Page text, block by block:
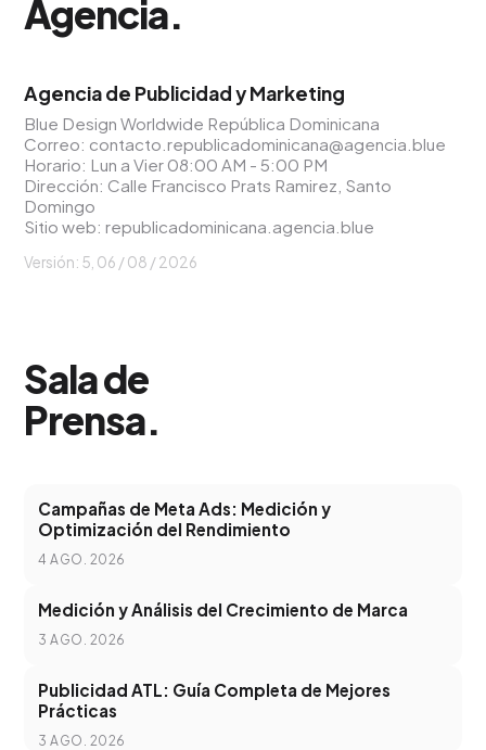
Agencia.
Agencia de Publicidad y Marketing
Blue Design Worldwide República Dominicana
Correo: contacto.republicadominicana@agencia.blue
Horario: Lun a Vier 08:00 AM - 5:00 PM
Dirección: Calle Francisco Prats Ramirez, Santo
Domingo
Sitio web:republicadominicana.agencia.blue
Versión: 5, 06 / 08 / 2026
Sala de
Prensa.
Campañas de Meta Ads: Medición y
Optimización del Rendimiento
4 AGO. 2026
Medición y Análisis del Crecimiento de Marca
3 AGO. 2026
Publicidad ATL: Guía Completa de Mejores
Prácticas
3 AGO. 2026